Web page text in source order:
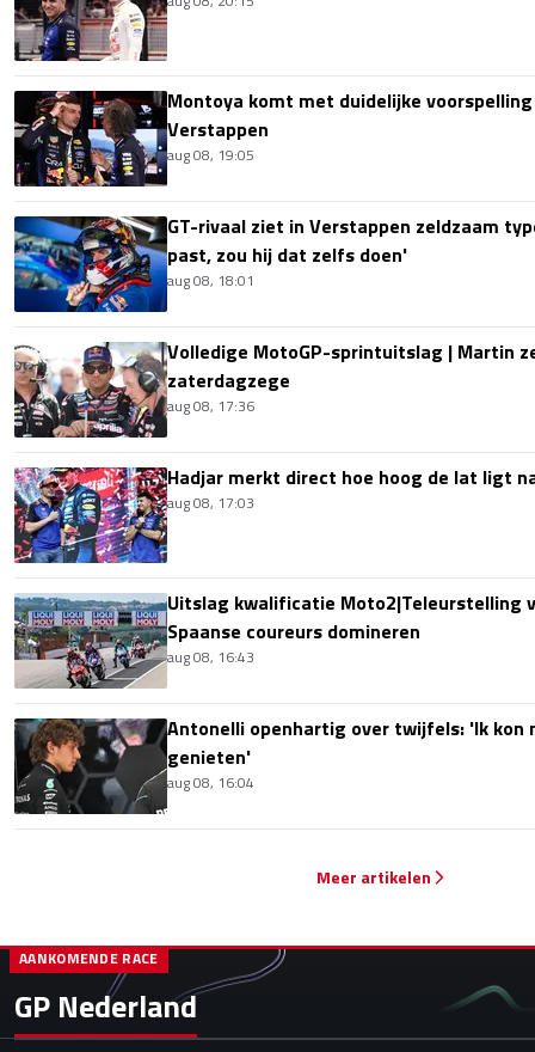
Montoya komt met duidelijke
Verstappen
aug 08, 19:05
GT-rivaal ziet in Verstappen zeldzaam
past, zou hij dat zelfs doen'
aug 08, 18:01
Volledige MotoGP-sprintuitslag | Martin
zaterdagzege
aug 08, 17:36
Hadjar merkt direct hoe hoog de lat ligt
aug 08, 17:03
Uitslag kwalificatie Moto2|Teleurstelling
Spaanse coureurs domineren
aug 08, 16:43
Antonelli openhartig over twijfels: 'Ik kon
genieten'
aug 08, 16:04
Meer artikelen
GP Nederland
AANKOMENDE RACE